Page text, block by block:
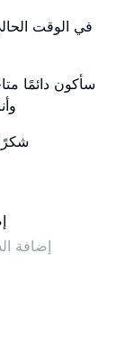
سأكون دائمًا
إضافة